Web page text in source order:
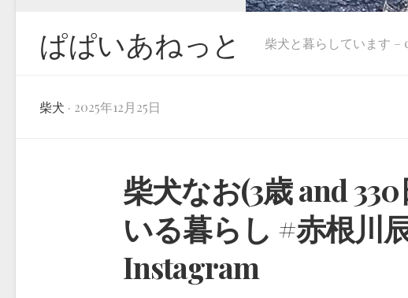
ぱぱいあねっと 柴犬と暮らしています
柴犬 · 2025年12月25日
柴犬なお(3歳 and
いる暮らし #赤根川
Instagram